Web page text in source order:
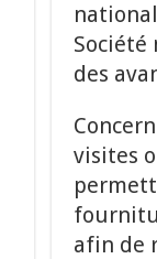
Société
des
visites
afin de